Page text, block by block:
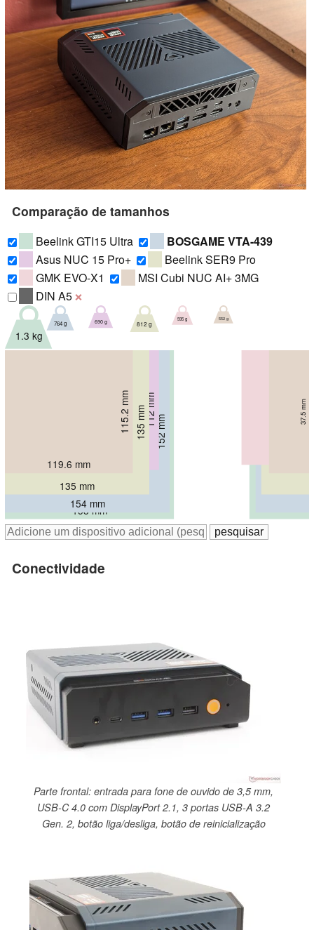
Comparação de tamanhos
Beelink GTI15 Ultra
BOSGAME VTA-439
Asus NUC 15 Pro+
Beelink SER9 Pro
GMK EVO-X1
MSI Cubi NUC AI+ 3MG
DIN A5 ❌
158 mm
158 mm
1.3 kg
154 mm
152 mm 50 mm
764 g
144 mm
112 mm 42 mm
690 g
135 mm
135 mm 44.7 mm
812 g
63.2 mm
595 g
119.6 mm
115.2 mm 37.5 mm
552 g
Conectividade
Parte frontal: entrada para fone de ouvido de 3,5 mm,
USB-C 4.0 com DisplayPort 2.1, 3 portas USB-A 3.2
Gen. 2, botão liga/desliga, botão de reinicialização